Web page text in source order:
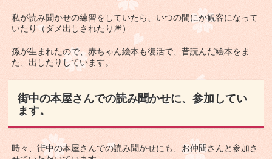
私が読み聞かせの練習をしていたら、いつの間にか観客になって
いたり（ダメ出しされたり🎆）
孫が生まれたので、赤ちゃん絵本も復活で、昔読んだ絵本をま
た、出したりしています。
街中の本屋さんでの読み聞かせに、参加してい
ます。
時々、街中の本屋さんでの読み聞かせにも、お仲間さんと参加さ